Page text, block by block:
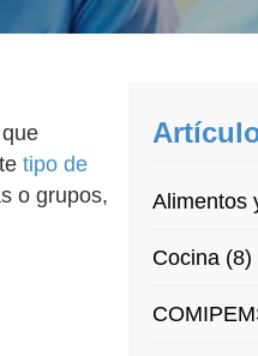
tipo de
o grupos,
Alimentos
Cocina (8)